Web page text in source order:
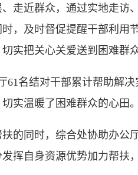
走近群众，通过实地走访
，及时督促提醒干部利用
实把关心关爱送到困难群众
名结对干部累计帮助解决
实温暖了困难群众的心田。
同时，综合处协助办公
挥自身资源优势加力帮扶